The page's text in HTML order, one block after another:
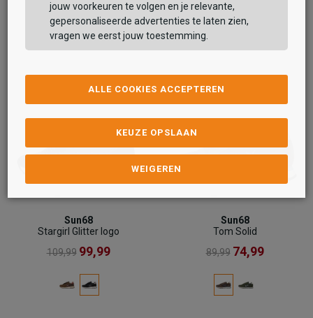
Sun68
Stargirl Glitter logo
109,99 99,99
Sun68
Tom Solid
89,99 74,99
jouw voorkeuren te volgen en je relevante,
gepersonaliseerde advertenties te laten zien,
vragen we eerst jouw toestemming.
ALLE COOKIES ACCEPTEREN
KEUZE OPSLAAN
WEIGEREN